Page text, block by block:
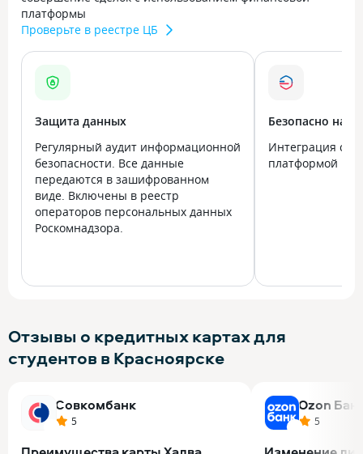
платформы
Проверьте в реестре ЦБ
Защита данных
Регулярный аудит информационной
безопасности. Все данные
передаются в зашифрованном
виде. Включены в реестр
операторов персональных данных
Роскомнадзора.
Безопасно на
Интеграция с
платформой
Отзывы о кредитных картах для
студентов в Красноярске
Совкомбанк
5
Ozon
5